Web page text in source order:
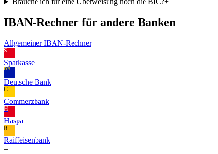
Brauche ich für eine Überweisung noch die BIC?+
IBAN-Rechner für andere Banken
Allgemeiner IBAN-Rechner
S
Sparkasse
DB
Deutsche Bank
C
Commerzbank
H
Haspa
R
Raiffeisenbank
=